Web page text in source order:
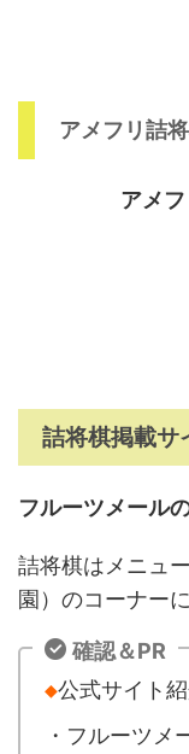
アメフリ詰
アメ
詰将棋掲載サ
フルーツメール
詰将棋はメニュ
園）のコーナー
確認＆PR
◆公式サイト
・フルーツメ